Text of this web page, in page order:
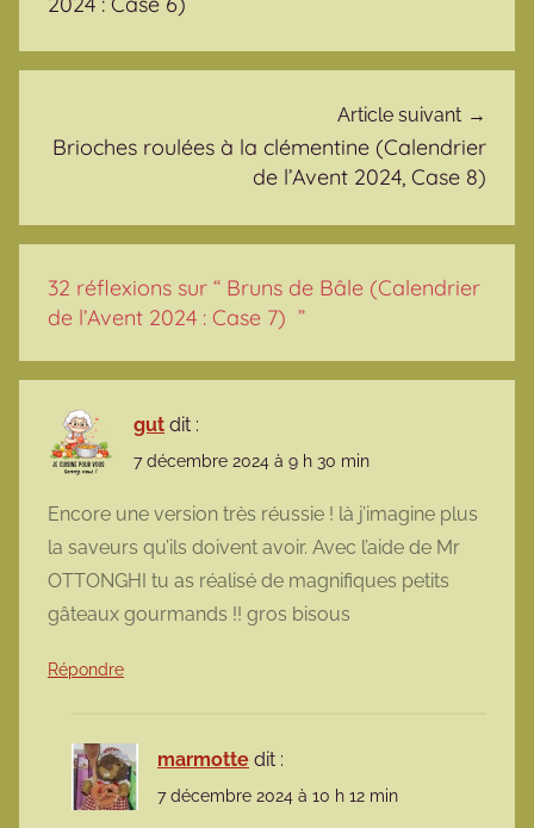
Article suivant
Brioches roulées à la clémentine (Calendrier
de l’Avent 2024, Case 8)
32 réflexions sur “ Bruns de Bâle (Calendrier
de l’Avent 2024 : Case 7) ”
gut dit :
7 décembre 2024 à 9 h 30 min
Encore une version très réussie ! là j’imagine plus
la saveurs qu’ils doivent avoir. Avec l’aide de Mr
OTTONGHI tu as réalisé de magnifiques petits
gâteaux gourmands !! gros bisous
Répondre
marmotte dit :
7 décembre 2024 à 10 h 12 min